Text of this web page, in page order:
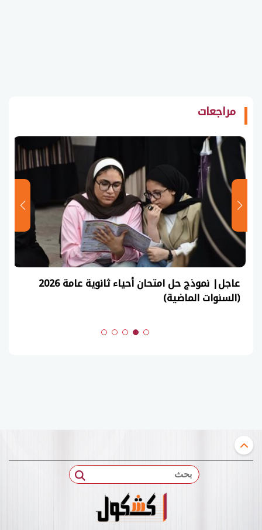
مراجعات
عاجل| نموذج حل امتحان أحياء ثانوية عامة 2026
(السنوات الماضية)
بحث